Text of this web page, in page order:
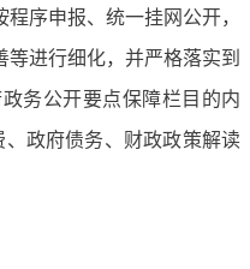
序申报、统一挂网公开，
进行细化，并严格落实到
务公开要点保障栏目的内
、政府债务、财政政策解读